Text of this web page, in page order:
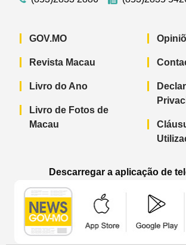
GOV.MO
Revista Macau
Livro do Ano
Livro de Fotos de
Macau
Descarregar a aplicação de